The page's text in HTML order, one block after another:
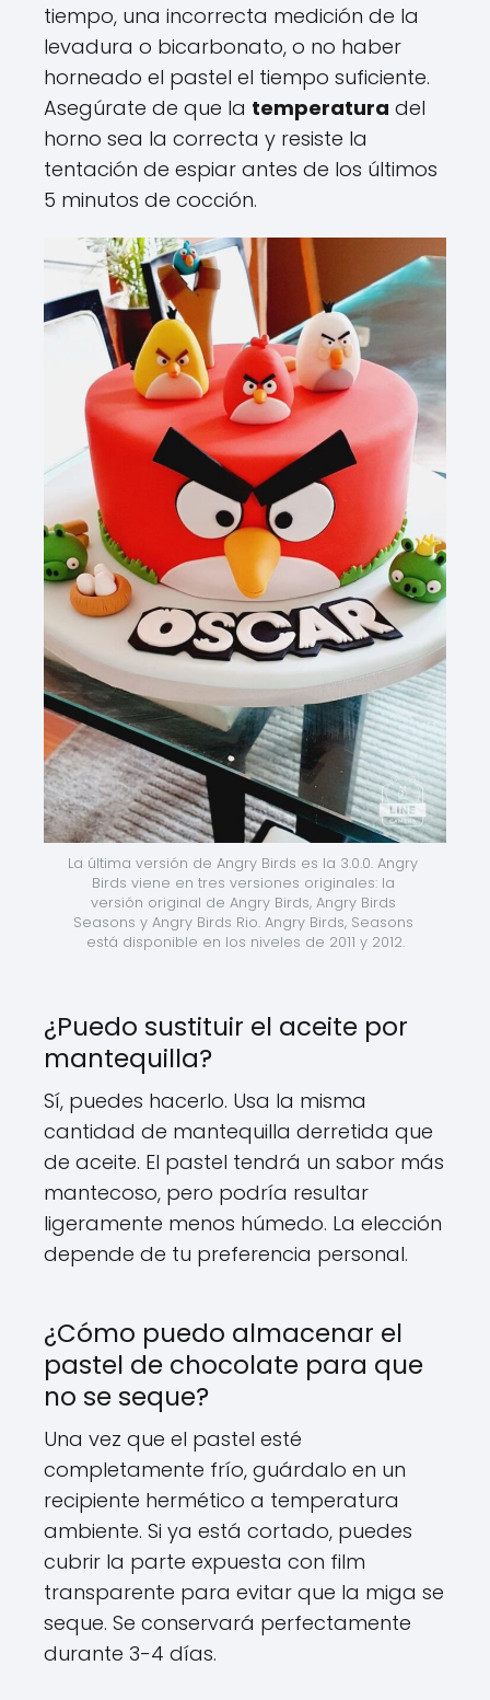
tiempo, una incorrecta medición de la
levadura o bicarbonato, o no haber
horneado el pastel el tiempo suficiente.
Asegúrate de que la temperatura del
horno sea la correcta y resiste la
tentación de espiar antes de los últimos
5 minutos de cocción.
La última versión de Angry Birds es la 3.0.0. Angry
Birds viene en tres versiones originales: la
versión original de Angry Birds, Angry Birds
Seasons y Angry Birds Rio. Angry Birds, Seasons
está disponible en los niveles de 2011 y 2012.
¿Puedo sustituir el aceite por
mantequilla?
Sí, puedes hacerlo. Usa la misma
cantidad de mantequilla derretida que
de aceite. El pastel tendrá un sabor más
mantecoso, pero podría resultar
ligeramente menos húmedo. La elección
depende de tu preferencia personal.
¿Cómo puedo almacenar el
pastel de chocolate para que
no se seque?
Una vez que el pastel esté
completamente frío, guárdalo en un
recipiente hermético a temperatura
ambiente. Si ya está cortado, puedes
cubrir la parte expuesta con film
transparente para evitar que la miga se
seque. Se conservará perfectamente
durante 3-4 días.